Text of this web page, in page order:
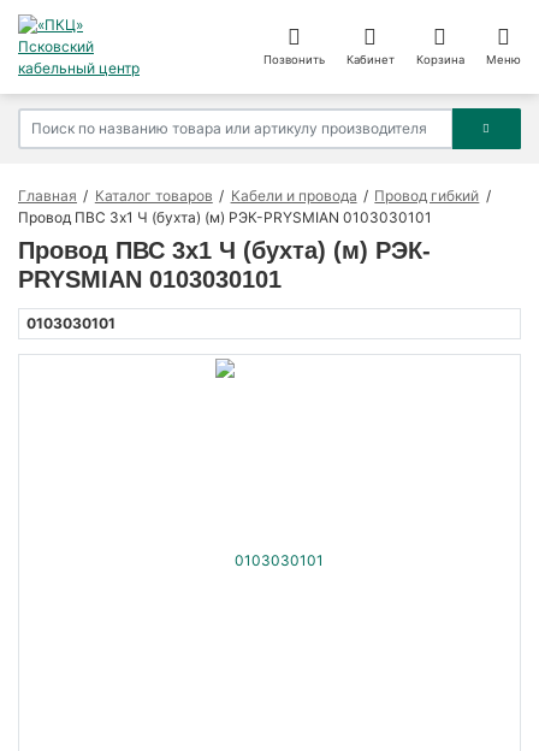
Позвонить Кабинет Корзина Меню
Главная Каталог товаров Кабели и провода
Провод гибкий
Провод ПВС 3х1 Ч (бухта) (м) РЭК-PRYSMIAN 0103030101
Провод ПВС 3х1 Ч (бухта) (м) РЭК-
PRYSMIAN 0103030101
0103030101